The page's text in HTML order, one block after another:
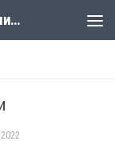
Территориальная избирательная комиссия Лабинская